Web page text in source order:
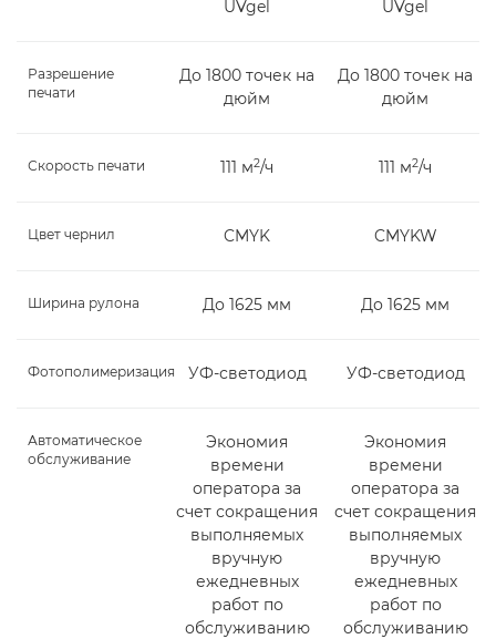
UVgel UVgel
Разрешение
печати
До 1800 точек на
дюйм
До 1800 точек на
дюйм
Скорость печати 111 м2/ч 111 м2/ч
Цвет чернил CMYK CMYKW
Ширина рулона До 1625 мм До 1625 мм
Фотополимеризация УФ-светодиод УФ-светодиод
Автоматическое
обслуживание
Экономия
времени
оператора за
счет сокращения
выполняемых
вручную
ежедневных
работ по
обслуживанию
Экономия
времени
оператора за
счет сокращения
выполняемых
вручную
ежедневных
работ по
обслуживанию